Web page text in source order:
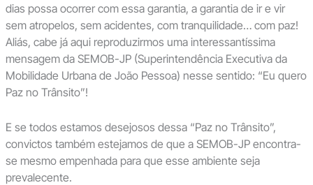
dias possa ocorrer com essa garantia, a garantia de ir e vir
sem atropelos, sem acidentes, com tranquilidade… com paz!
Aliás, cabe já aqui reproduzirmos uma interessantíssima
mensagem da SEMOB-JP (Superintendência Executiva da
Mobilidade Urbana de João Pessoa) nesse sentido: “Eu quero
Paz no Trânsito”!
E se todos estamos desejosos dessa “Paz no Trânsito”,
convictos também estejamos de que a SEMOB-JP encontra-
se mesmo empenhada para que esse ambiente seja
prevalecente.